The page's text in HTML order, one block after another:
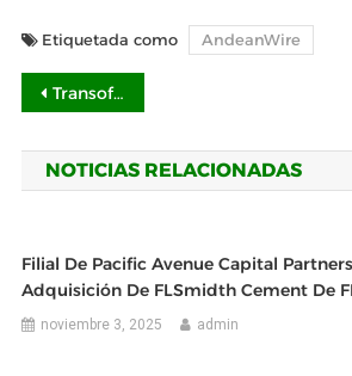
Etiquetada como AndeanWire
Navegación
de
entradas
Transoft Solutions adquiere CGS Labs
NOTICIAS RELACIONADAS
Filial De Pacific Avenue Capital
Adquisición De FLSmidth Cement De
noviembre 3, 2025 admin